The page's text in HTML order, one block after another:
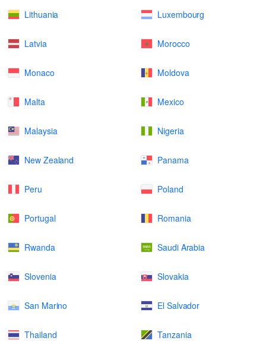
Lithuania Luxembourg
Latvia Morocco
Monaco Moldova
Malta Mexico
Malaysia Nigeria
New Zealand Panama
Peru Poland
Portugal Romania
Rwanda Saudi Arabia
Slovenia Slovakia
San Marino El Salvador
Thailand Tanzania